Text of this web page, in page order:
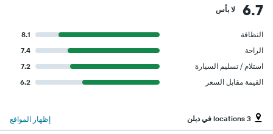
6.7 لا بأس
النظافة
8.1
الراحة
7.4
استلام / تسليم السيارة
7.2
القيمة مقابل السعر
6.2
3 locations في دبلن إظهار المواقع